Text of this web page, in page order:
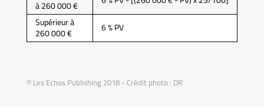
à 260 000 €
Supérieur à
260 000 € 6 % PV
© Les Echos Publishing 2018 - Crédit photo : DR